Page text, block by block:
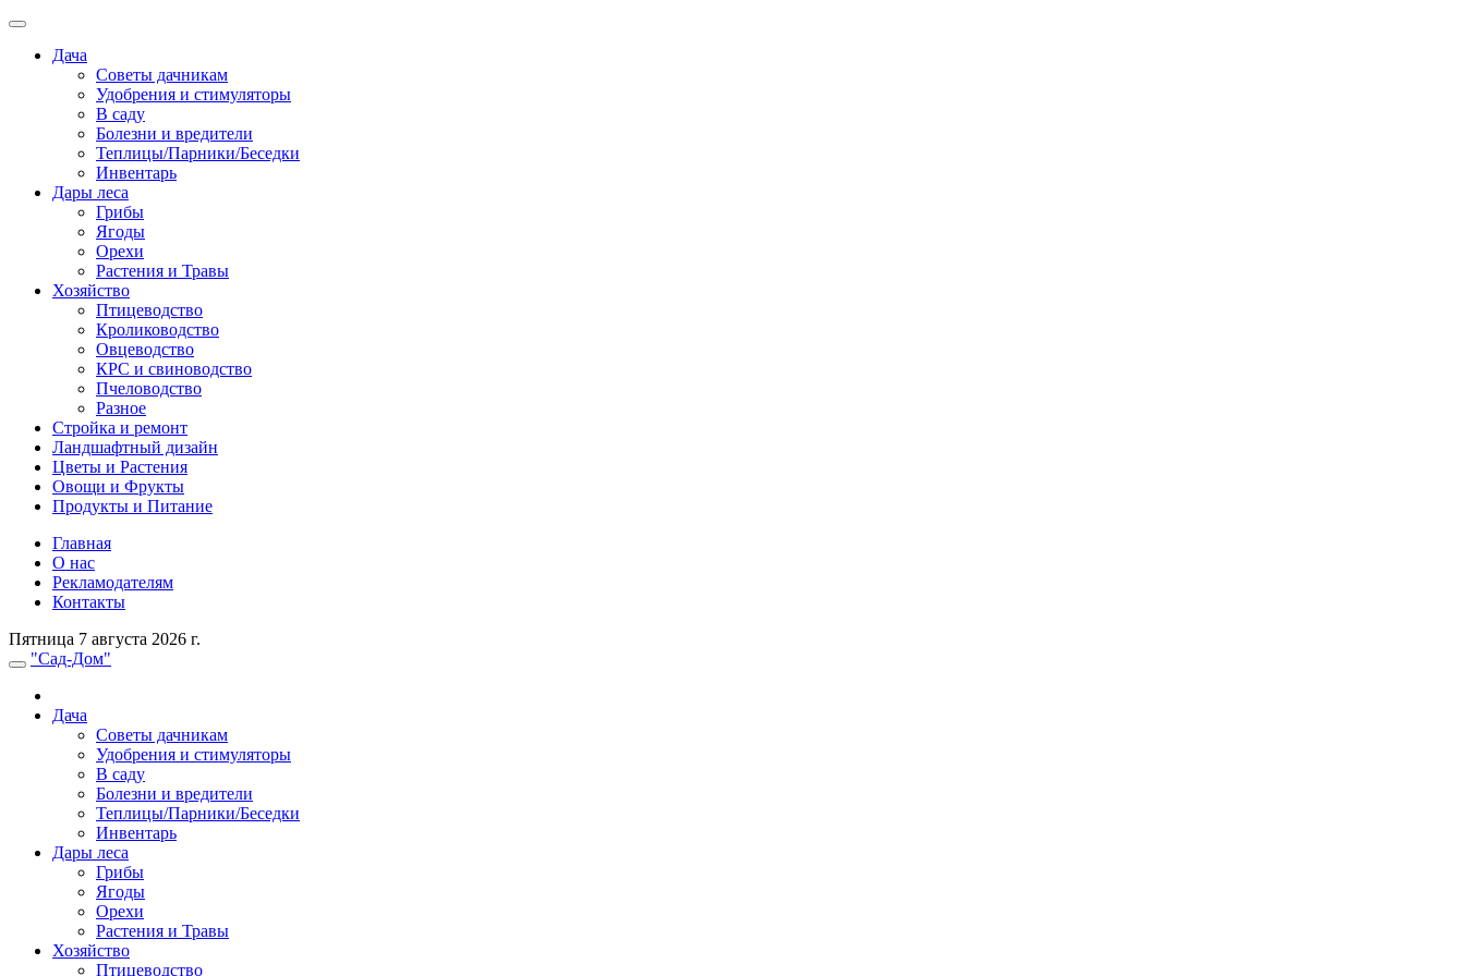
Дача
Советы дачникам
Удобрения и стимуляторы
В саду
Болезни и вредители
Теплицы/Парники/Беседки
Инвентарь
Дары леса
Грибы
Ягоды
Орехи
Растения и Травы
Хозяйство
Птицеводство
Кролиководство
Овцеводство
КРС и свиноводство
Пчеловодство
Разное
Стройка и ремонт
Ландшафтный дизайн
Цветы и Растения
Овощи и Фрукты
Продукты и Питание
Главная
О нас
Рекламодателям
Контакты
Пятница 7 августа 2026 г.
"Сад-Дом"
Дача
Советы дачникам
Удобрения и стимуляторы
В саду
Болезни и вредители
Теплицы/Парники/Беседки
Инвентарь
Дары леса
Грибы
Ягоды
Орехи
Растения и Травы
Хозяйство
Птицеводство